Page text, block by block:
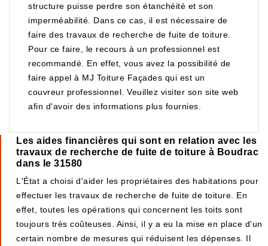
structure puisse perdre son étanchéité et son
imperméabilité. Dans ce cas, il est nécessaire de
faire des travaux de recherche de fuite de toiture.
Pour ce faire, le recours à un professionnel est
recommandé. En effet, vous avez la possibilité de
faire appel à MJ Toiture Façades qui est un
couvreur professionnel. Veuillez visiter son site web
afin d'avoir des informations plus fournies.
Les aides financières qui sont en relation avec les
travaux de recherche de fuite de toiture à Boudrac
dans le 31580
L'État a choisi d'aider les propriétaires des habitations pour
effectuer les travaux de recherche de fuite de toiture. En
effet, toutes les opérations qui concernent les toits sont
toujours très coûteuses. Ainsi, il y a eu la mise en place d'un
certain nombre de mesures qui réduisent les dépenses. Il